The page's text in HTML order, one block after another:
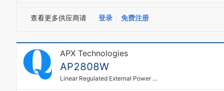
查看更多供应商请 登录 免费注册
APX Technologies
AP2808W
Linear Regulated External Power Supplies